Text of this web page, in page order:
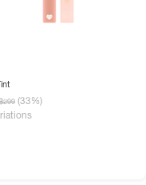
299 (33%)